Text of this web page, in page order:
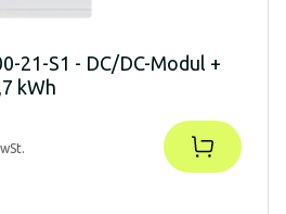
21-S1 - DC/DC-Modul +
kWh